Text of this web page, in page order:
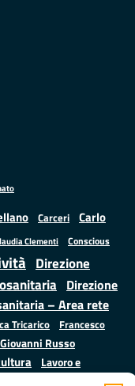
Carceri
Carlo
Clementi Conscious
Direzione
Direzione
– Area rete
Tricarico
Francesco
Giovanni Russo
Lavoro e
Mauro